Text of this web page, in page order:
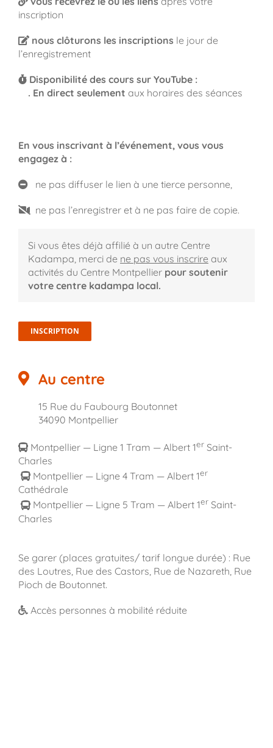
inscription
nous clôturons les inscriptions le jour de
l’enregistrement
Disponibilité des cours sur YouTube :
. En direct seulement aux horaires des séances
En vous inscrivant à l’événement, vous vous
engagez à :
ne pas diffuser le lien à une tierce personne,
ne pas l’enregistrer et à ne pas faire de copie.
Si vous êtes déjà affilié à un autre Centre
Kadampa, merci de ne pas vous inscrire aux
activités du Centre Montpellierpour soutenir
votre centre kadampa local.
INSCRIPTION
Au centre
15 Rue du Faubourg Boutonnet
34090 Montpellier
Montpellier — Ligne 1 Tram — Albert 1erSaint-
Charles
Montpellier — Ligne 4 Tram — Albert 1er
Cathédrale
Montpellier — Ligne 5 Tram — Albert 1erSaint-
Charles
Se garer (places gratuites/ tarif longue durée) : Rue
des Loutres, Rue des Castors, Rue de Nazareth, Rue
Pioch de Boutonnet.
Accès personnes à mobilité réduite